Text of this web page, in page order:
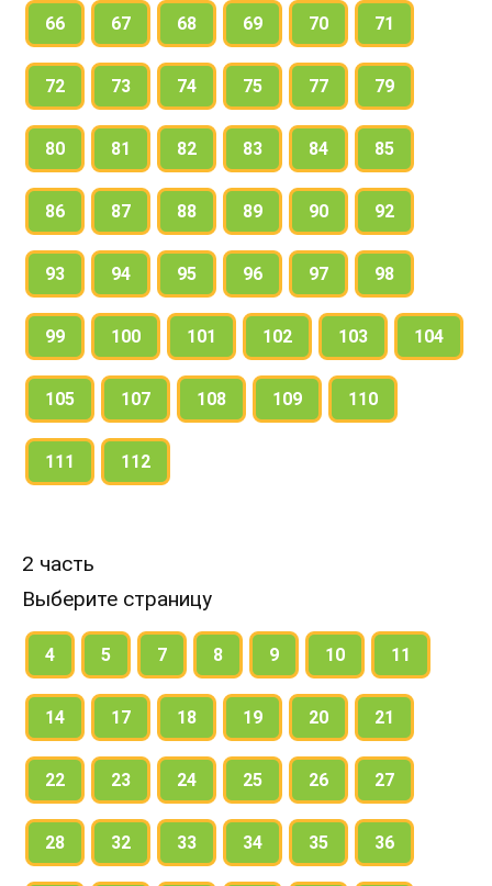
66 67 68 69 70 71
72 73 74 75 77 79
80 81 82 83 84 85
86 87 88 89 90 92
93 94 95 96 97 98
99 100 101 102 103 104
105 107 108 109 110
111 112
2 часть
Выберите страницу
4 5 7 8 9 10 11
14 17 18 19 20 21
22 23 24 25 26 27
28 32 33 34 35 36